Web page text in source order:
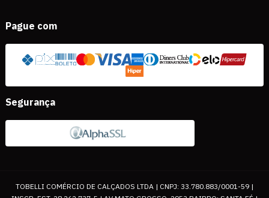
Pague com
Segurança
TOBELLI COMÉRCIO DE CALÇADOS LTDA | CNPJ: 33.780.883/0001-59 |